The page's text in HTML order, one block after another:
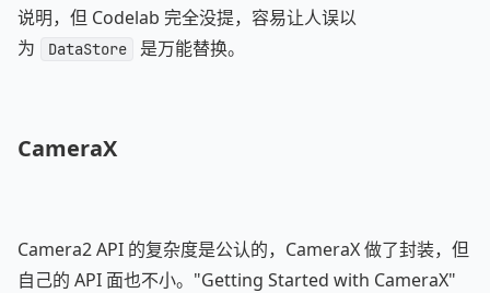
说明，但 Codelab 完全没提，容易让人误以
为
DataStore 是万能替换。
CameraX
Camera2 API 的复杂度是公认的，CameraX 做了封装，但
自己的 API 面也不小。"Getting Started with CameraX"